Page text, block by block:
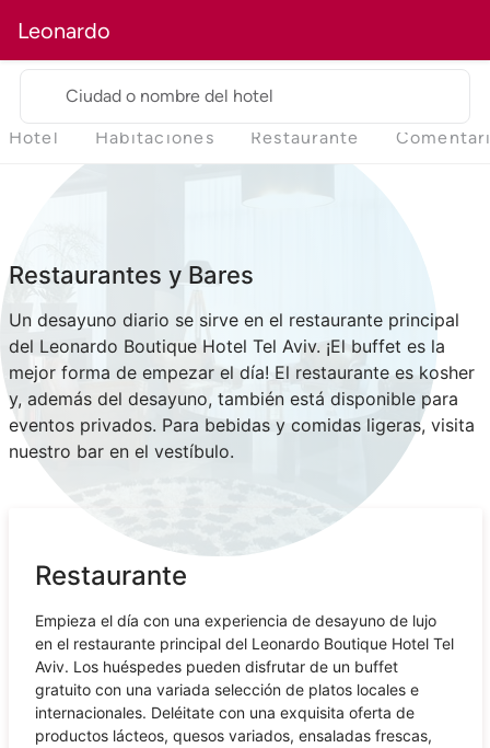
Leonardo
Ciudad o nombre del hotel
Hotel Habitaciones Restaurante
Restaurantes y Bares
Un desayuno diario se sirve en el restaurante principal
del Leonardo Boutique Hotel Tel Aviv. ¡El buffet es la
mejor forma de empezar el día! El restaurante es kosher
y, además del desayuno, también está disponible para
eventos privados. Para bebidas y comidas ligeras, visita
nuestro bar en el vestíbulo.
Restaurante
Empieza el día con una experiencia de desayuno de lujo
en el restaurante principal del Leonardo Boutique Hotel Tel
Aviv. Los huéspedes pueden disfrutar de un buffet
gratuito con una variada selección de platos locales e
internacionales. Deléitate con una exquisita oferta de
productos lácteos, quesos variados, ensaladas frescas,